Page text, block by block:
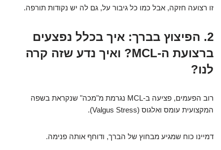
זו רצועה חזקה, אבל כמו כל גיבור על, גם לה יש נקודות תורפה.
2. הפיצוץ בברך: איך בכלל נפצעים
ברצועת ה-MCL? ואיך נדע שזה קרה
לנו?
רוב הפעמים, פציעה ב-MCL נגרמת מ"מכה" שנקראת בשפה
המקצועית עומס ואלגוס (Valgus Stress).
דמיינו כוח שמגיע מבחוץ של הברך, ודוחף אותה פנימה.